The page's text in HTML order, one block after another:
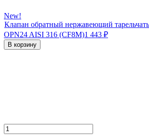
New!
Клапан обратный нержавеющий
OPN24 AISI 316 (CF8M)1 443 ₽
В корзину